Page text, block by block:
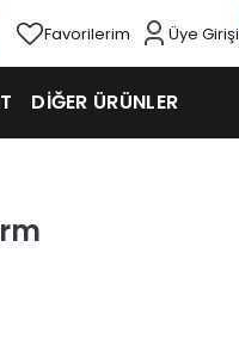
Favorilerim Üye Girişi
DİĞER ÜRÜNLER